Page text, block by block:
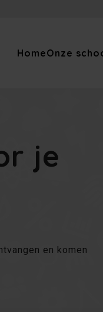
HomeOnze
je
en komen